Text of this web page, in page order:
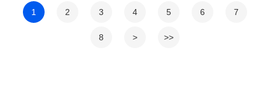
1 2 3 4 5 6 7
8 > >>